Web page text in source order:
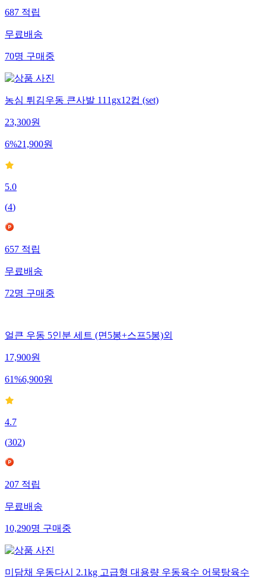
687 적립
무료배송
70명 구매중
농심 튀김우동 큰사발 111gx12컵 (set)
23,300원
6%21,900원
5.0
(4)
657 적립
무료배송
72명 구매중
얼큰 우동 5인분 세트 (면5봉+스프5봉)외
17,900원
61%6,900원
4.7
(302)
207 적립
무료배송
10,290명 구매중
미담채 우동다시 2.1kg 고급형 대용량 우동육수 어묵탕육수